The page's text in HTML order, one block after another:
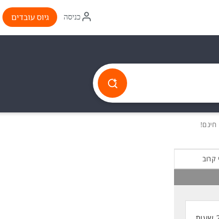
איקון
התחברות
כניסה גיוס עובדים
קרוב